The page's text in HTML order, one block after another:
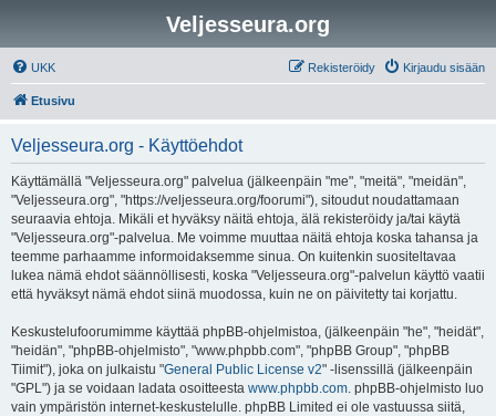
Veljesseura.org
UKK Kirjaudu sisään
Rekisteröidy
Etusivu
Veljesseura.org - Käyttöehdot
Käyttämällä "Veljesseura.org" palvelua (jälkeenpäin "me", "meitä", "meidän",
"Veljesseura.org", "https://veljesseura.org/foorumi"), sitoudut noudattamaan
seuraavia ehtoja. Mikäli et hyväksy näitä ehtoja, älä rekisteröidy ja/tai käytä
"Veljesseura.org"-palvelua. Me voimme muuttaa näitä ehtoja koska tahansa ja
teemme parhaamme informoidaksemme sinua. On kuitenkin suositeltavaa
lukea nämä ehdot säännöllisesti, koska "Veljesseura.org"-palvelun käyttö vaatii
että hyväksyt nämä ehdot siinä muodossa, kuin ne on päivitetty tai korjattu.
Keskustelufoorumimme käyttää phpBB-ohjelmistoa, (jälkeenpäin "he", "heidät",
"heidän", "phpBB-ohjelmisto", "www.phpbb.com", "phpBB Group", "phpBB
Tiimit"), joka on julkaistu "General Public License v2" -lisenssillä (jälkeenpäin
"GPL") ja se voidaan ladata osoitteesta www.phpbb.com. phpBB-ohjelmisto luo
vain ympäristön internet-keskustelulle. phpBB Limited ei ole vastuussa siitä,